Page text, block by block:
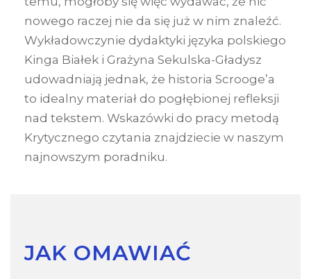
nowego raczej nie da się już w nim znaleźć.
Wykładowczynie dydaktyki języka polskiego
Kinga Białek i Grażyna Sekulska-Gładysz
udowadniają jednak, że historia Scrooge’a
to idealny materiał do pogłębionej refleksji
nad tekstem. Wskazówki do pracy metodą
Krytycznego czytania znajdziecie w naszym
najnowszym poradniku.
JAK OMAWIAĆ